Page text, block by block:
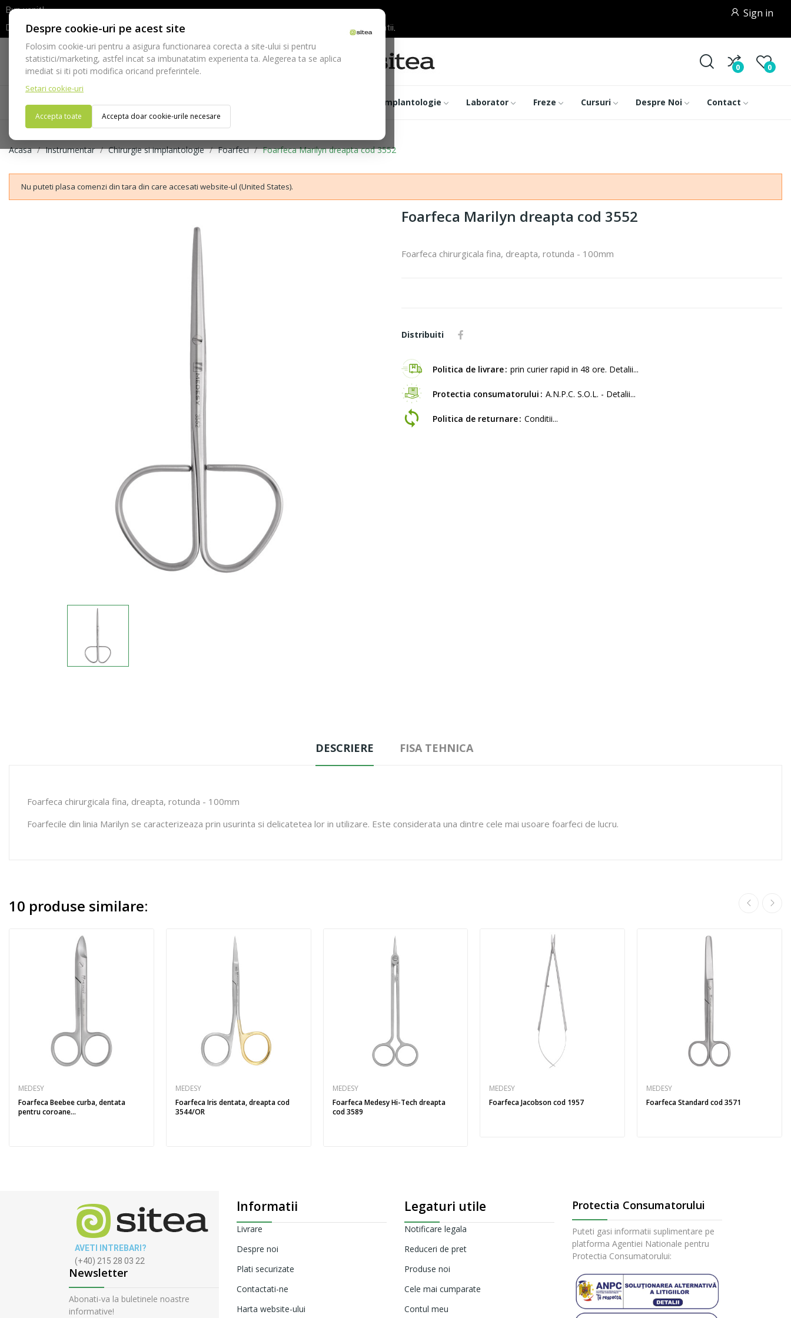
Despre cookie-uri pe acest site
Folosim cookie-uri pentru a asigura functionarea corecta a site-ului si pentru
statistici/marketing, astfel incat sa imbunatatim experienta ta. Alegerea ta se aplica
imediat si iti poti modifica oricand preferintele.
Setari cookie-uri
Accepta toate Accepta doar cookie-urile necesare
Bun venit!
Dupa efectuarea comenzii va rugam sa asteptati confirmarea stocurilor inainte de efectuarea platii.
Sign in
Telefon:
021-528 03 23
0 0
Acasa Consumabile Echipamente Implantologie Laborator Freze Cursuri Despre Noi Contact
Acasa Instrumentar Chirurgie si implantologie Foarfeci Foarfeca Marilyn dreapta cod 3552
Nu puteti plasa comenzi din tara din care accesati website-ul (United States).
Foarfeca Marilyn dreapta cod 3552
Foarfeca chirurgicala fina, dreapta, rotunda - 100mm
Distribuiti
Politica de livrare prin curier rapid in 48 ore. Detalii...
Protectia consumatorului A.N.P.C. S.O.L. - Detalii...
Politica de returnare Conditii...
DESCRIERE FISA TEHNICA
Foarfeca chirurgicala fina, dreapta, rotunda - 100mm
Foarfecile din linia Marilyn se caracterizeaza prin usurinta si delicatetea lor in utilizare. Este considerata una dintre cele mai usoare foarfeci de lucru.
10 produse similare:
MEDESY
Foarfeca Beebee curba, dentata
pentru coroane...
MEDESY
Foarfeca Iris dentata, dreapta cod
3544/OR
MEDESY
Foarfeca Medesy Hi-Tech dreapta
cod 3589
MEDESY
Foarfeca Jacobson cod 1957
MEDESY
Foarfeca Standard cod 3571
AVETI INTREBARI?
(+40) 215 28 03 22
Newsletter
Abonati-va la buletinele noastre
informative!
Informatii
Livrare
Despre noi
Plati securizate
Contactati-ne
Harta website-ului
Legaturi utile
Notificare legala
Reduceri de pret
Produse noi
Cele mai cumparate
Contul meu
Protectia Consumatorului
Puteti gasi informatii suplimentare pe
platforma Agentiei Nationale pentru
Protectia Consumatorului: